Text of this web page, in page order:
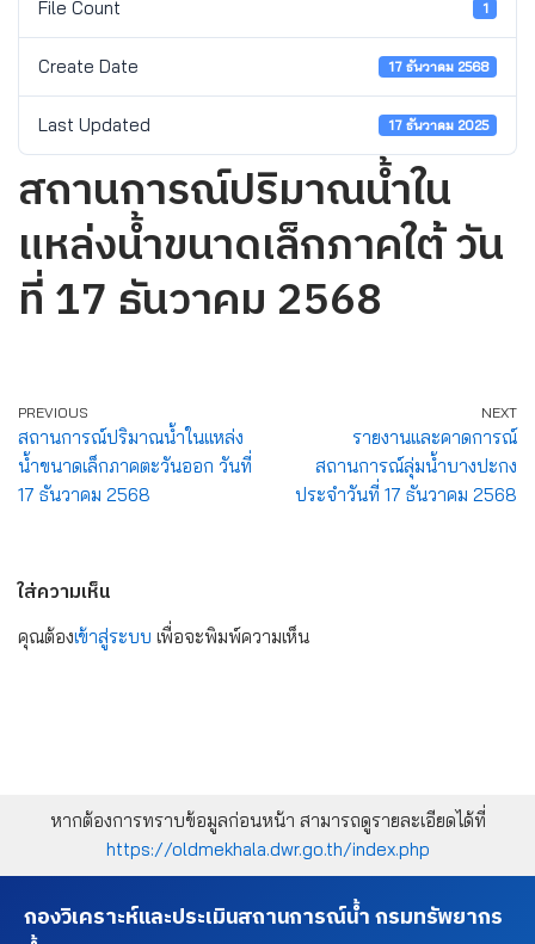
File Count 1
Create Date 17 ธันวาคม 2568
Last Updated 17 ธันวาคม 2025
สถานการณ์ปริมาณน้ำใน
แหล่งน้ำขนาดเล็กภาคใต้ วัน
ที่ 17 ธันวาคม 2568
PREVIOUS
สถานการณ์ปริมาณน้ำในแหล่ง
น้ำขนาดเล็กภาคตะวันออก วันที่
17 ธันวาคม 2568
NEXT
รายงานและคาดการณ์
สถานการณ์ลุ่มน้ำบางปะกง
ประจำวันที่ 17 ธันวาคม 2568
ใส่ความเห็น
คุณต้องเข้าสู่ระบบ เพื่อจะพิมพ์ความเห็น
หากต้องการทราบข้อมูลก่อนหน้า สามารถดูรายละเอียดได้ที่
https://oldmekhala.dwr.go.th/index.php
กองวิเคราะห์และประเมินสถานการณ์น้ำ กรมทรัพยากร